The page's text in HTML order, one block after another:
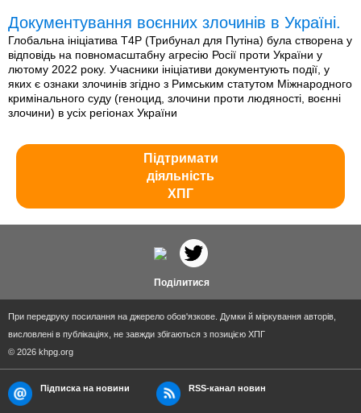
Документування воєнних злочинів в Україні.
Глобальна ініціатива T4P (Трибунал для Путіна) була створена у
відповідь на повномасштабну агресію Росії проти України у
лютому 2022 року. Учасники ініціативи документують події, у
яких є ознаки злочинів згідно з Римським статутом Міжнародного
кримінального суду (геноцид, злочини проти людяності, воєнні
злочини) в усіх регіонах України
Підтримати
діяльність
ХПГ
Поділитися
При передруку посилання на джерело обов'язкове. Думки й міркування авторів,
висловлені в публікаціях, не завжди збігаються з позицією ХПГ
© 2026 khpg.org
Підписка на новини RSS-канал новин